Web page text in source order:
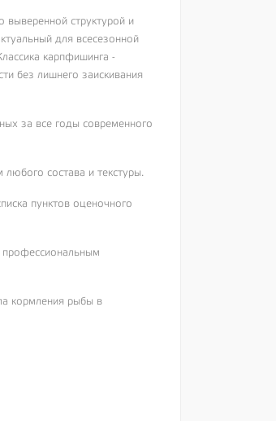
структурой и
для всесезонной
карпфишинга -
без лишнего заискивания
за все годы современного
состава и текстуры.
пунктов оценочного
профессиональным
кормления рыбы в